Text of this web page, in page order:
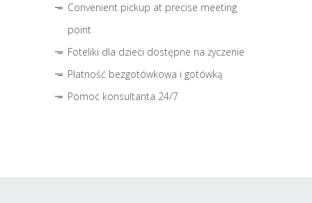
Convenient pickup at precise meeting
point
Foteliki dla dzieci dostępne na życzenie
Płatność bezgotówkowa i gotówką
Pomoc konsultanta 24/7